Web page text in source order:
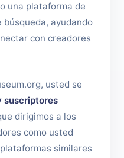
una plataforma de
ayudando
con creadores
usted se
suscriptores
dirigimos a los
como usted
similares